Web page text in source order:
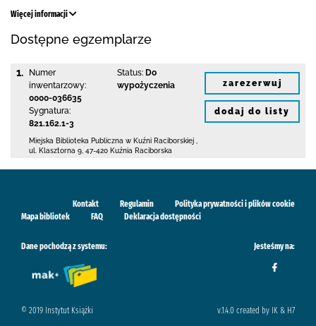
Więcej informacji
Dostępne egzemplarze
1.
Numer
inwentarzowy:
0000-036635
Sygnatura:
821.162.1-3
Status: Do
wypożyczenia
Miejska Biblioteka Publiczna w Kuźni Raciborskiej
ul. Klasztorna 9 47-420 Kuźnia Raciborska
zarezerwuj
dodaj do listy
Kontakt Regulamin
Polityka prywatności i plików cookie
Mapa bibliotek
FAQ Deklaracja dostępności
Dane pochodzą z systemu: Jesteśmy na:
© 2019 Instytut Książki v.1.4.0 created by IK & H7